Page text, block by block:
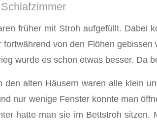
früher mit Stroh aufgefüllt. Dabei
fortwährend von den Flöhen
wurde es schon etwas besser. Da
den alten Häusern waren alle klein
nur wenige Fenster konnte man
hatte man sie im Bettstroh